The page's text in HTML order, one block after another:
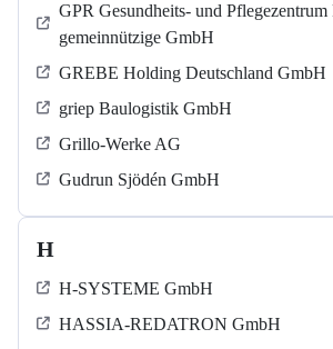
GPR Gesundheits- und Pflegezentrum
gemeinnützige GmbH
GREBE Holding Deutschland GmbH
griep Baulogistik GmbH
Grillo-Werke AG
Gudrun Sjödén GmbH
H
H-SYSTEME GmbH
HASSIA-REDATRON GmbH